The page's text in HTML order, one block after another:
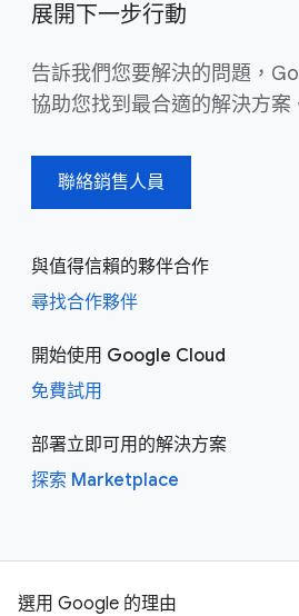
展開下一步行動
告訴我們您要解決的問題，
協助您找到最合適的解決方案
聯絡銷售人員
與值得信賴的夥伴合作
尋找合作夥伴
開始使用 Google Cloud
免費試用
部署立即可用的解決方案
探索 Marketplace
選用 Google 的理由